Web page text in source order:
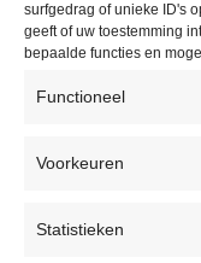
surfgedrag of unieke ID's
geeft of uw toestemming
bepaalde functies en
Functioneel
Voorkeuren
Statistieken